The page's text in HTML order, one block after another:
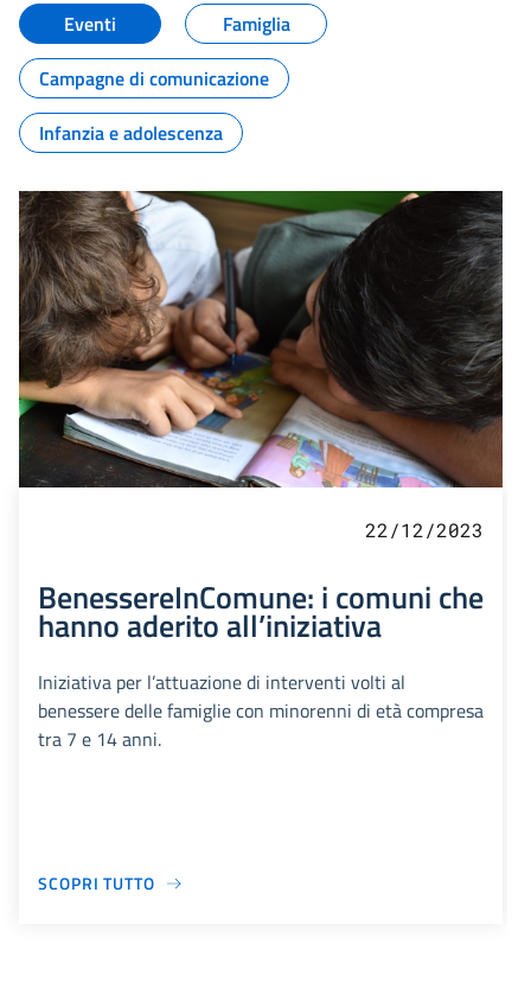
Eventi
Famiglia
Campagne di comunicazione
Infanzia e adolescenza
22/12/2023
BenessereInComune: i comuni che
hanno aderito all’iniziativa
Iniziativa per l’attuazione di interventi volti al
benessere delle famiglie con minorenni di età compresa
tra 7 e 14 anni.
SCOPRI TUTTO